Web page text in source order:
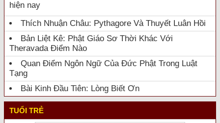
hiện nay
Thích Nhuận Châu: Pythagore Và Thuyết Luân Hồi
Bản Liệt Kê: Phật Giáo Sơ Thời Khác Với
Theravada Điểm Nào
Quan Điểm Ngôn Ngữ Của Đức Phật Trong Luật
Tạng
Bài Kinh Đầu Tiên: Lòng Biết Ơn
TUỔI TRẺ